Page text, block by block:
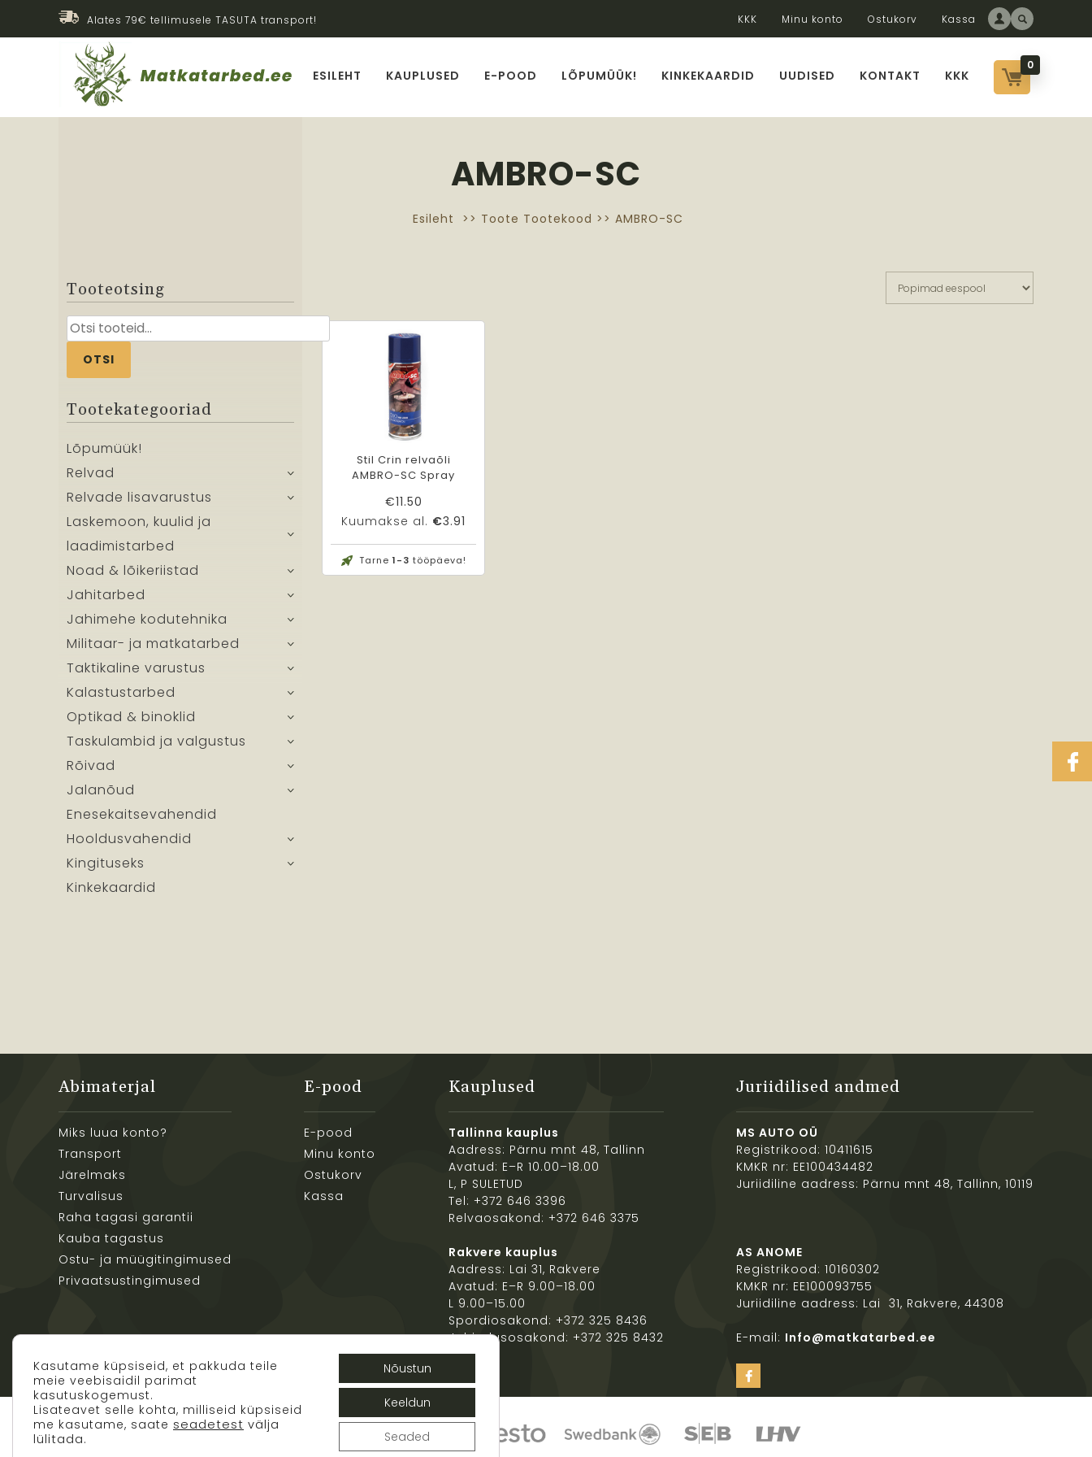
Alates 79€ tellimusele TASUTA transport! KKK Minu konto Ostukorv Kassa
ESILEHT KAUPLUSED E-POOD LÕPUMÜÜK! KINKEKAARDID UUDISED KONTAKT KKK
0
AMBRO-SC
Esileht >> Toote Tootekood >> AMBRO-SC
Stil Crin relvaõli
AMBRO-SC Spray
€11.50
Kuumakse al. €3.91
Tarne 1-3 tööpäeva!
Tooteotsing
Otsi:
OTSI
Tootekategooriad
Lõpumüük!
Relvad
Relvade lisavarustus
Laskemoon, kuulid ja
laadimistarbed
Noad & lõikeriistad
Jahitarbed
Jahimehe kodutehnika
Militaar- ja matkatarbed
Taktikaline varustus
Kalastustarbed
Optikad & binoklid
Taskulambid ja valgustus
Rõivad
Jalanõud
Enesekaitsevahendid
Hooldusvahendid
Kingituseks
Kinkekaardid
Abimaterjal
Miks luua konto?
Transport
Järelmaks
Turvalisus
Raha tagasi garantii
Kauba tagastus
Ostu- ja müügitingimused
Privaatsustingimused
E-pood
E-pood
Minu konto
Ostukorv
Kassa
Kauplused
Tallinna kauplus
Aadress: Pärnu mnt 48, Tallinn
Avatud: E–R 10.00–18.00
L, P SULETUD
Tel: +372 646 3396
Relvaosakond: +372 646 3375
Rakvere kauplus
Aadress: Lai 31, Rakvere
Avatud: E–R 9.00–18.00
L 9.00–15.00
Spordiosakond: +372 325 8436
Jahindusosakond: +372 325 8432
Juriidilised andmed
MS AUTO OÜ
Registrikood: 10411615
KMKR nr: EE100434482
Juriidiline aadress: Pärnu mnt 48, Tallinn, 10119
AS ANOME
Registrikood: 10160302
KMKR nr: EE100093755
Juriidiline aadress: Lai 31, Rakvere, 44308
E-mail: Info@matkatarbed.ee
Kasutame küpsiseid, et pakkuda teile
meie veebisaidil parimat
kasutuskogemust.
Lisateavet selle kohta, milliseid küpsiseid
me kasutame, saate seadetest välja
lülitada.
Nõustun
Keeldun
Seaded